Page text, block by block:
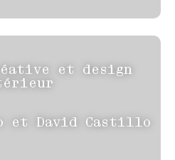
et design
et David Castillo